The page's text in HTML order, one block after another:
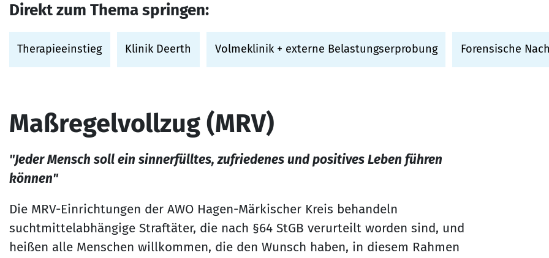
Direkt zum Thema springen:
Therapieeinstieg Klinik Deerth Volmeklinik + externe Belastungserprobung Forensische
Maßregelvollzug (MRV)
"Jeder Mensch soll ein sinnerfülltes, zufriedenes und positives Leben führen
können"
Die MRV-Einrichtungen der AWO Hagen-Märkischer Kreis behandeln
suchtmittelabhängige Straftäter, die nach §64 StGB verurteilt worden sind, und
heißen alle Menschen willkommen, die den Wunsch haben, in diesem Rahmen